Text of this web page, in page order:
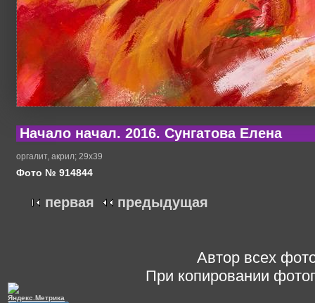
Начало начал. 2016. Сунгатова Елена
оргалит, акрил; 29х39
Фото № 914844
первая предыдущая
Автор всех
При копировании